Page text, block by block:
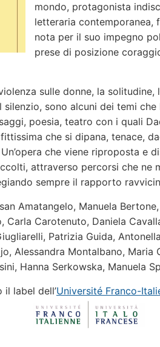
mondo, protagonista
letteraria contemporanea,
nota per il suo impegno
prese di posizione
sulle donne, la
sono alcuni dei temi
poesia, teatro con i quali
che si dipana, tenace,
che viene riproposta e
attraverso percorsi che ne
sempre il rapporto
Amatangelo, Manuela
Carla Carotenuto, Daniela
Patrizia Guida,
Alessandra Montalbano, Maria
Hanna Serkowska, Manuela
label dell’Université Franco-